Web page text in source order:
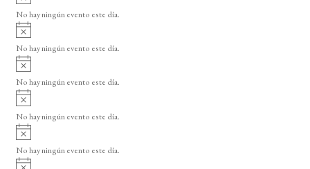
o
v
i
o
No hay ningún evento este día.
A
v
i
o
No hay ningún evento este día.
A
v
i
o
No hay ningún evento este día.
A
v
i
o
No hay ningún evento este día.
A
v
i
No hay ningún evento este día.
A